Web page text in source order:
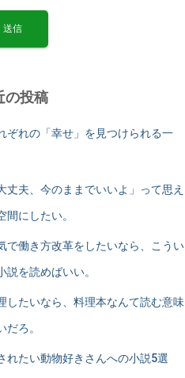
の投稿
ぞれの「幸せ」を見つけられる一
丈夫、今のままでいいよ」って思え
間にしたい。
で働き方改革をしたいなら、こうい
説を読めばいい。
したいなら、料理本なんて読む意味
だろ。
れたい動物好きさんへの小説5選